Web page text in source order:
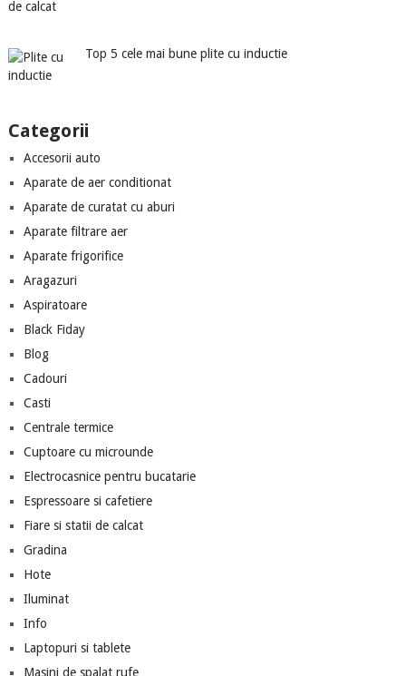
Top 5 cele mai bune plite cu inductie
Categorii
Accesorii auto
Aparate de aer conditionat
Aparate de curatat cu aburi
Aparate filtrare aer
Aparate frigorifice
Aragazuri
Aspiratoare
Black Fiday
Blog
Cadouri
Casti
Centrale termice
Cuptoare cu microunde
Electrocasnice pentru bucatarie
Espressoare si cafetiere
Fiare si statii de calcat
Gradina
Hote
Iluminat
Info
Laptopuri si tablete
Masini de spalat rufe